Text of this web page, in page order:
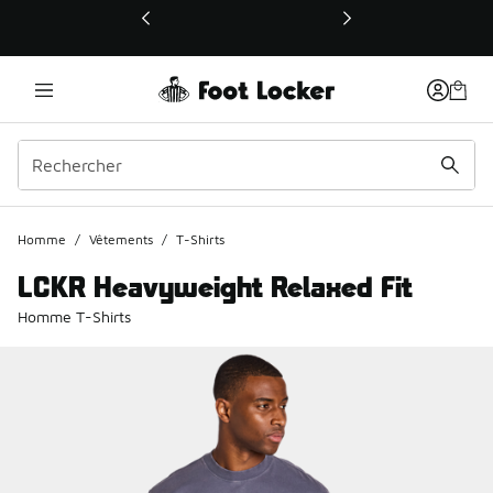
Ce lien ouvrira une nouvelle fenêtre
Homme / Vêtements / T-Shirts
LCKR Heavyweight Relaxed Fit
Homme T-Shirts